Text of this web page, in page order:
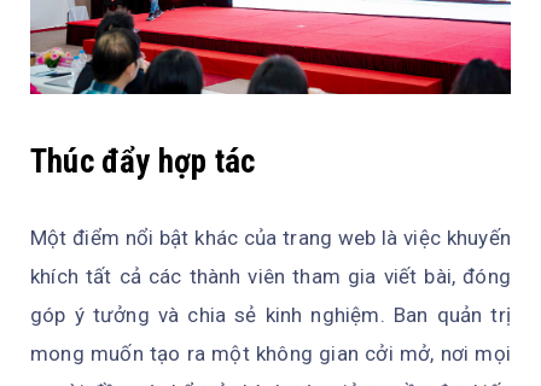
Thúc đẩy hợp tác
Một điểm nổi bật khác của trang web là việc khuyến
khích tất cả các thành viên tham gia viết bài, đóng
góp ý tưởng và chia sẻ kinh nghiệm. Ban quản trị
mong muốn tạo ra một không gian cởi mở, nơi mọi